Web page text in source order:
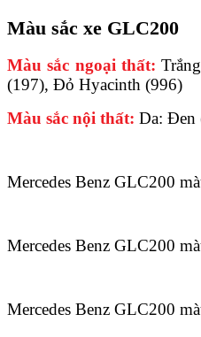
Màu sắc xe GLC200
Màu sắc ngoại thất:
(197), Đỏ Hyacinth (996)
Màu sắc nội thất: Da: Đen
Mercedes Benz GLC200
Mercedes Benz GLC200
Mercedes Benz GLC200